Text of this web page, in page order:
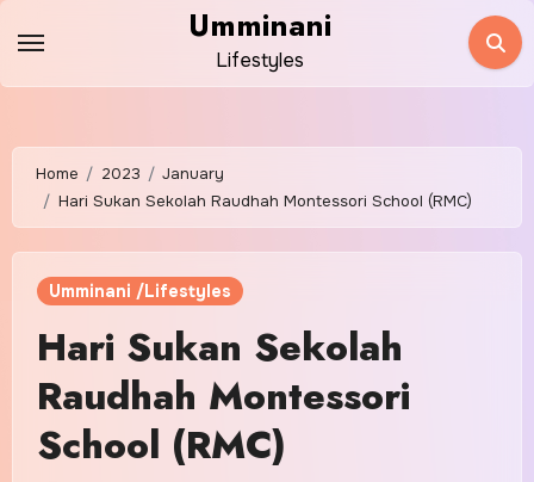
content
Umminani
Lifestyles
Home 2023
January
Hari Sukan Sekolah Raudhah Montessori School (RMC)
Umminani /Lifestyles
Hari Sukan Sekolah
Raudhah Montessori
School (RMC)